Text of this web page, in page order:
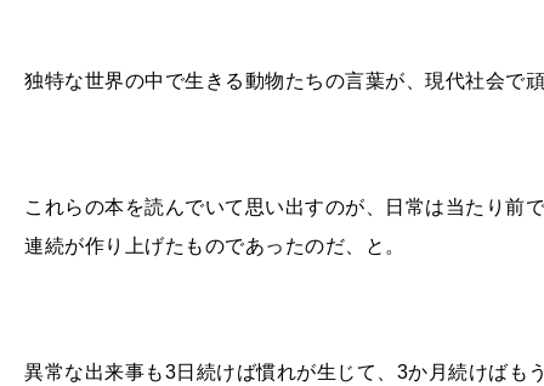
独特な世界の中で生きる動物たちの言葉が、現代社会で
これらの本を読んでいて思い出すのが、日常は当たり前
連続が作り上げたものであったのだ、と。
異常な出来事も3日続けば慣れが生じて、3か月続けばも